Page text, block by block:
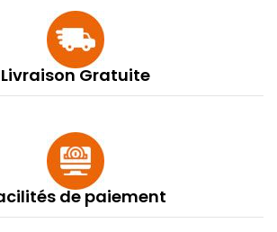
Livraison Gratuite
de paiement